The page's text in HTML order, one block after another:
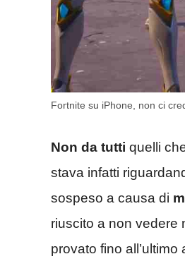
Fortnite su iPhone, non ci
Non da tutti quelli
stava infatti
sospeso a causa di
riuscito a non vedere
provato fino